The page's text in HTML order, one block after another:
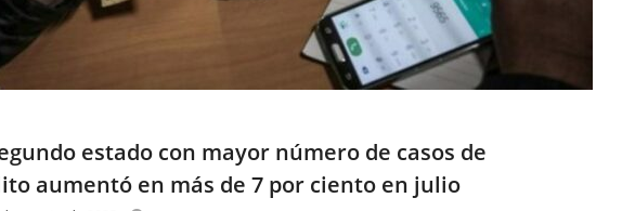
estado con mayor número de casos de
aumentó en más de 7 por ciento en julio